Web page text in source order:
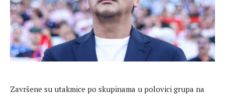
Završene su utakmice po skupinama u polovici grupa na